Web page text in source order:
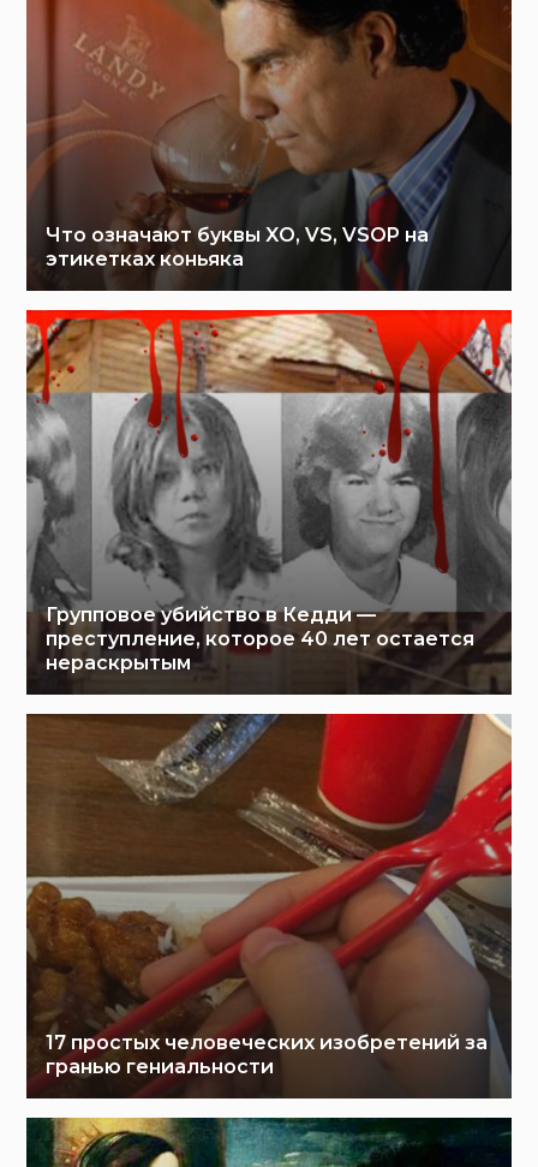
Что означают буквы XO, VS, VSOP на
этикетках коньяка
Групповое убийство в Кедди —
преступление, которое 40 лет остается
нераскрытым
17 простых человеческих изобретений за
гранью гениальности